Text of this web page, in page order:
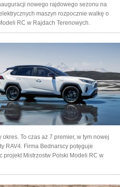
nowego rajdowego sezonu na
maszyn rozpocznie walkę o
RC w Rajdach Terenowych.
To czas aż 7 premier, w tym nowej
RAV4. Firma Bednarscy potęguje
Mistrzostw Polski Modeli RC w